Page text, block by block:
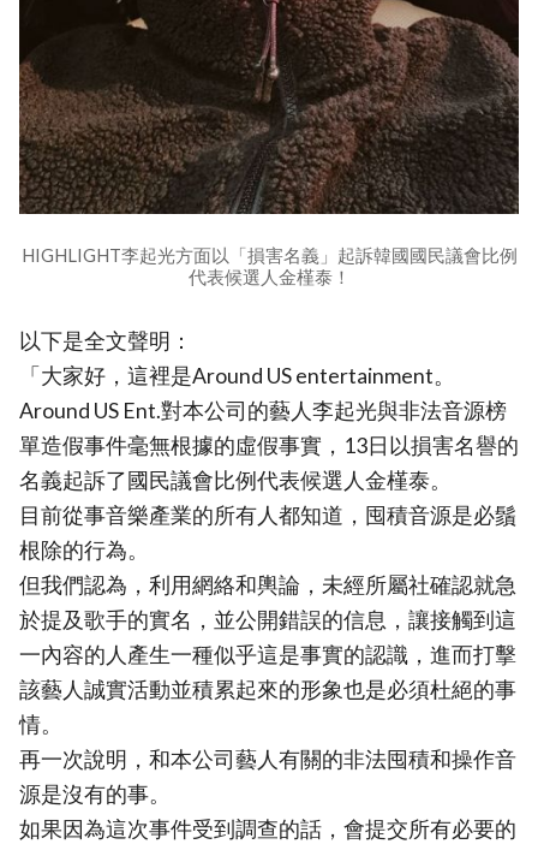
HIGHLIGHT李起光方面以「損害名義」起訴韓國國民議會比例
代表候選人金槿泰！
以下是全文聲明：
「大家好，這裡是Around US entertainment。
Around US Ent.對本公司的藝人李起光與非法音源榜
單造假事件毫無根據的虛假事實，13日以損害名譽的
名義起訴了國民議會比例代表候選人金槿泰。
目前從事音樂產業的所有人都知道，囤積音源是必鬚
根除的行為。
但我們認為，利用網絡和輿論，未經所屬社確認就急
於提及歌手的實名，並公開錯誤的信息，讓接觸到這
一內容的人產生一種似乎這是事實的認識，進而打擊
該藝人誠實活動並積累起來的形象也是必須杜絕的事
情。
再一次說明，和本公司藝人有關的非法囤積和操作音
源是沒有的事。
如果因為這次事件受到調查的話，會提交所有必要的